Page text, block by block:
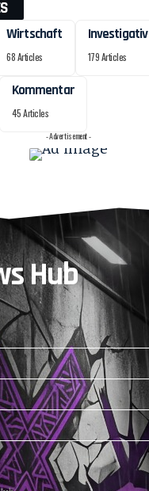
Wirtschaft
68 Articles
Investigativ
179 Articles
Kommentar
45 Articles
- Advertisement -
Hub